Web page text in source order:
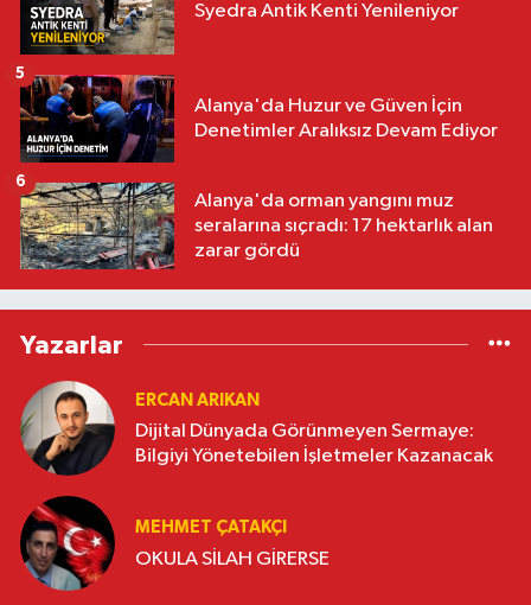
Syedra Antik Kenti Yenileniyor
Alanya'da Huzur ve Güven İçin
Denetimler Aralıksız Devam Ediyor
5
Alanya'da orman yangını muz
seralarına sıçradı: 17 hektarlık alan
zarar gördü
6
Yazarlar
ERCAN ARIKAN
Dijital Dünyada Görünmeyen Sermaye:
Bilgiyi Yönetebilen İşletmeler Kazanacak
MEHMET ÇATAKÇI
OKULA SİLAH GİRERSE